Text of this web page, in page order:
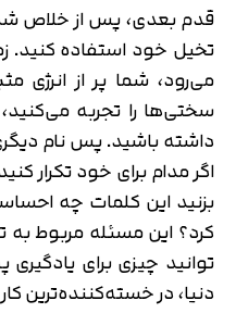
قدم بعدی، پس از خلاص
تخیل خود استفاده
می‌­رود، شما پر از
سختی­‌ها را تجربه
داشته باشید. پس نام
اگر مدام برای خود تکرار
بزنید این کلمات چه
توانید چیزی برای
دنیا، در خسته‌­کننده‌­ترین